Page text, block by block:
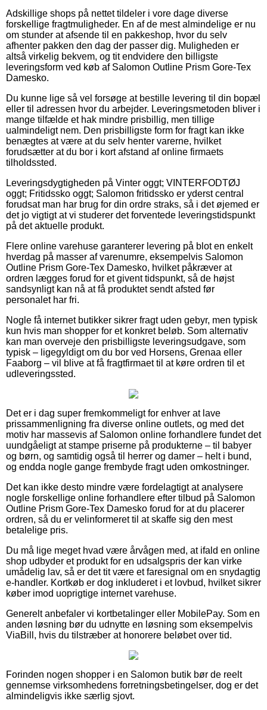
Adskillige shops på nettet tildeler i vore dage diverse
forskellige fragtmuligheder. En af de mest almindelige er nu
om stunder at afsende til en pakkeshop, hvor du selv
afhenter pakken den dag der passer dig. Muligheden er
altså virkelig bekvem, og tit endvidere den billigste
leveringsform ved køb af Salomon Outline Prism Gore-Tex
Damesko.
Du kunne lige så vel forsøge at bestille levering til din bopæl
eller til adressen hvor du arbejder. Leveringsmetoden bliver i
mange tilfælde et hak mindre prisbillig, men tillige
ualmindeligt nem. Den prisbilligste form for fragt kan ikke
benægtes at være at du selv henter varerne, hvilket
forudsætter at du bor i kort afstand af online firmaets
tilholdssted.
Leveringsdygtigheden på Vinter oggt; VINTERFODTØJ
oggt; Fritidssko oggt; Salomon fritidssko er yderst central
forudsat man har brug for din ordre straks, så i det øjemed er
det jo vigtigt at vi studerer det forventede leveringstidspunkt
på det aktuelle produkt.
Flere online varehuse garanterer levering på blot en enkelt
hverdag på masser af varenumre, eksempelvis Salomon
Outline Prism Gore-Tex Damesko, hvilket påkræver at
ordren lægges forud for et givent tidspunkt, så de højst
sandsynligt kan nå at få produktet sendt afsted før
personalet har fri.
Nogle få internet butikker sikrer fragt uden gebyr, men typisk
kun hvis man shopper for et konkret beløb. Som alternativ
kan man overveje den prisbilligste leveringsudgave, som
typisk – ligegyldigt om du bor ved Horsens, Grenaa eller
Faaborg – vil blive at få fragtfirmaet til at køre ordren til et
udleveringssted.
Det er i dag super fremkommeligt for enhver at lave
prissammenligning fra diverse online outlets, og med det
motiv har massevis af Salomon online forhandlere fundet det
uundgåeligt at stampe priserne på produkterne – til babyer
og børn, og samtidig også til herrer og damer – helt i bund,
og endda nogle gange frembyde fragt uden omkostninger.
Det kan ikke desto mindre være fordelagtigt at analysere
nogle forskellige online forhandlere efter tilbud på Salomon
Outline Prism Gore-Tex Damesko forud for at du placerer
ordren, så du er velinformeret til at skaffe sig den mest
betalelige pris.
Du må lige meget hvad være årvågen med, at ifald en online
shop udbyder et produkt for en udsalgspris der kan virke
umådelig lav, så er det tit være et faresignal om en snydagtig
e-handler. Kortkøb er dog inkluderet i et lovbud, hvilket sikrer
køber imod uoprigtige internet varehuse.
Generelt anbefaler vi kortbetalinger eller MobilePay. Som en
anden løsning bør du udnytte en løsning som eksempelvis
ViaBill, hvis du tilstræber at honorere beløbet over tid.
Forinden nogen shopper i en Salomon butik bør de reelt
gennemse virksomhedens forretningsbetingelser, dog er det
almindeligvis ikke særlig sjovt.